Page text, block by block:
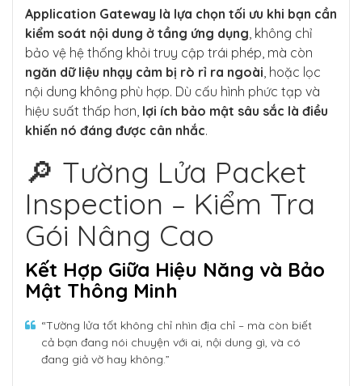
Application Gateway là lựa chọn tối ưu khi bạn cần
kiểm soát nội dung ở tầng ứng dụng , không chỉ
bảo vệ hệ thống khỏi truy cập trái phép, mà còn
ngăn dữ liệu nhạy cảm bị rò rỉ ra ngoài , hoặc lọc
nội dung không phù hợp. Dù cấu hình phức tạp và
hiệu suất thấp hơn, lợi ích bảo mật sâu sắc là điều
khiến nó đáng được cân nhắc.
🔎 Tường Lửa Packet
Inspection – Kiểm Tra
Gói Nâng Cao
Kết Hợp Giữa Hiệu Năng và Bảo
Mật Thông Minh
“Tường lửa tốt không chỉ nhìn địa chỉ – mà còn biết
cả bạn đang nói chuyện với ai, nội dung gì, và có
đang giả vờ hay không.”